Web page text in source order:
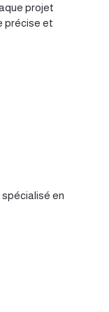
projet
précise et
, spécialisé en